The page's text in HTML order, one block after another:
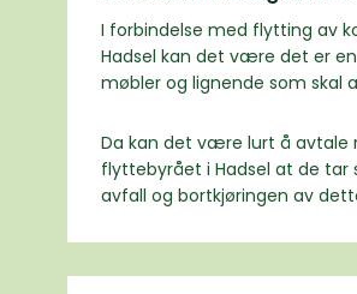
I forbindelse med flytting av
Hadsel kan det være det er
møbler og lignende som skal
Da kan det være lurt å avtale
flyttebyrået i Hadsel at de tar
avfall og bortkjøringen av